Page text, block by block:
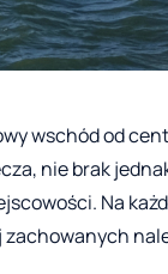
wschód od
nie brak
Na
zachowanych